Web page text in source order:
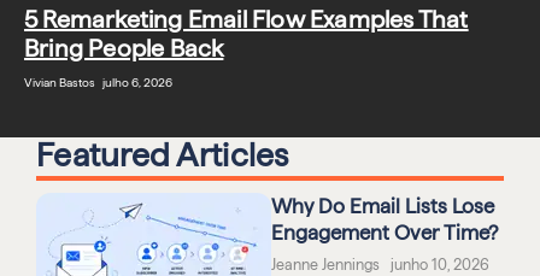
5 Remarketing Email Flow Examples That
Bring People Back
Vivian Bastos julho 6, 2026
Featured Articles
Why Do Email Lists Lose
Engagement Over Time?
Jeanne Jennings junho 10, 2026